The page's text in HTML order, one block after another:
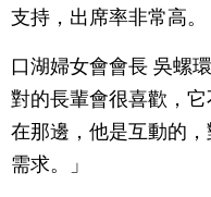
支持，出席率非常高。
口湖婦女會會長 吳螺
對的長輩會很喜歡，
在那邊，他是互動的
需求。」